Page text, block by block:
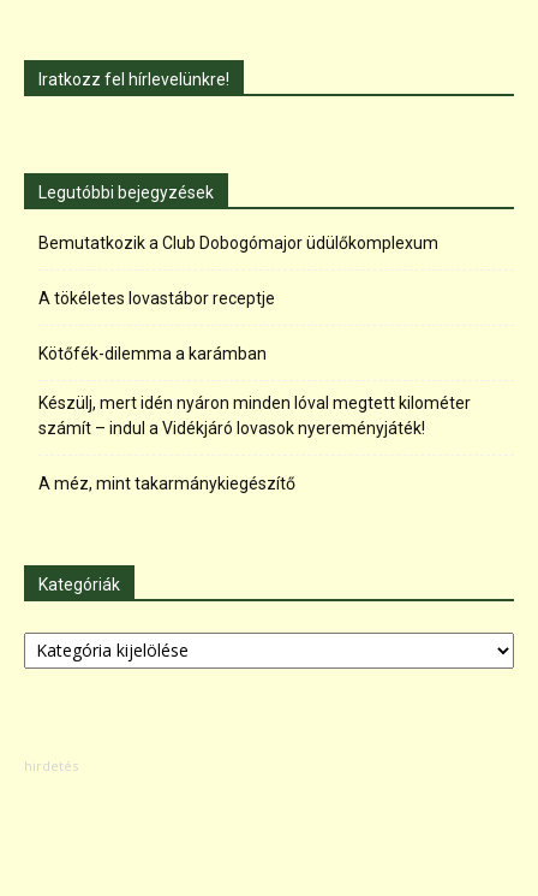
Iratkozz fel hírlevelünkre!
Legutóbbi bejegyzések
Bemutatkozik a Club Dobogómajor üdülőkomplexum
A tökéletes lovastábor receptje
Kötőfék-dilemma a karámban
Készülj, mert idén nyáron minden lóval megtett kilométer
számít – indul a Vidékjáró lovasok nyereményjáték!
A méz, mint takarmánykiegészítő
Kategóriák
Kategóriák